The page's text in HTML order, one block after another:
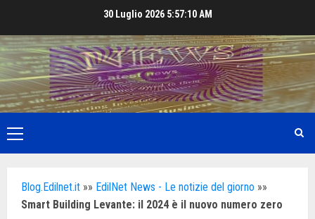
content
30 Luglio 2026 5:57:11 AM
Primary
Menu
Blog.Edilnet.it »» EdilNet News - Le notizie del giorno »»
Smart Building Levante: il 2024 è il nuovo numero zero